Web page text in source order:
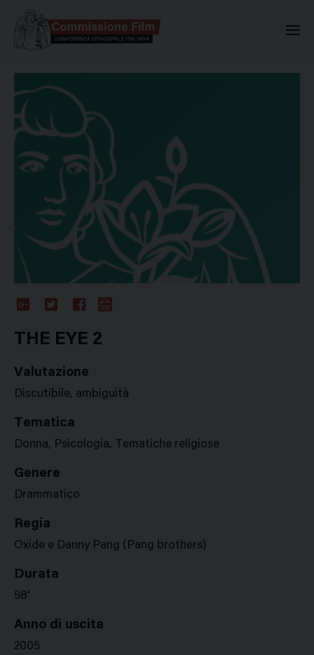
Plus
THE EYE 2
Valutazione
Discutibile, ambiguità
Tematica
Donna, Psicologia, Tematiche religiose
Genere
Drammatico
Regia
Oxide e Danny Pang (Pang brothers)
Durata
98'
Anno di uscita
2005